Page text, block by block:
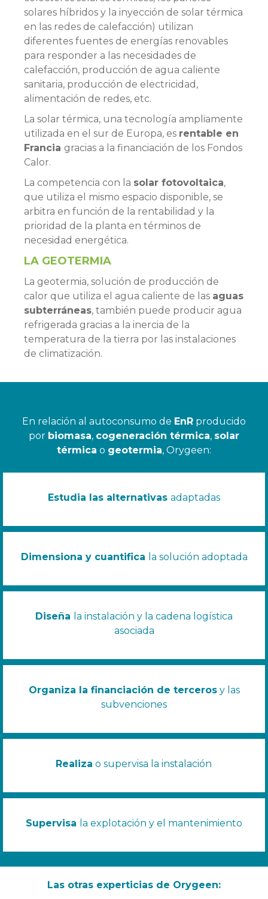
solares híbridos y la inyección de solar térmica
en las redes de calefacción) utilizan
diferentes fuentes de energías renovables
para responder a las necesidades de
calefacción, producción de agua caliente
sanitaria, producción de electricidad,
alimentación de redes, etc.
La solar térmica, una tecnología ampliamente
utilizada en el sur de Europa, es rentable en
Francia gracias a la financiación de los Fondos
Calor.
La competencia con la solar fotovoltaica,
que utiliza el mismo espacio disponible, se
arbitra en función de la rentabilidad y la
prioridad de la planta en términos de
necesidad energética.
LA GEOTERMIA
La geotermia, solución de producción de
calor que utiliza el agua caliente de las aguas
subterráneas, también puede producir agua
refrigerada gracias a la inercia de la
temperatura de la tierra por las instalaciones
de climatización.
En relación al autoconsumo de EnR producido
por biomasa, cogeneración térmica, solar
térmica o geotermia, Orygeen:
Estudia las alternativas adaptadas
Dimensiona y cuantifica la solución adoptada
Diseña la instalación y la cadena logística
asociada
Organiza la financiación de tercerosy las
subvenciones
Realiza o supervisa la instalación
Supervisa la explotación y el mantenimiento
Las otras experticias de Orygeen: